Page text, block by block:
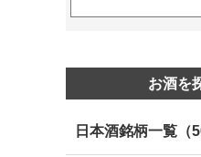
お酒を
日本酒銘柄一覧（